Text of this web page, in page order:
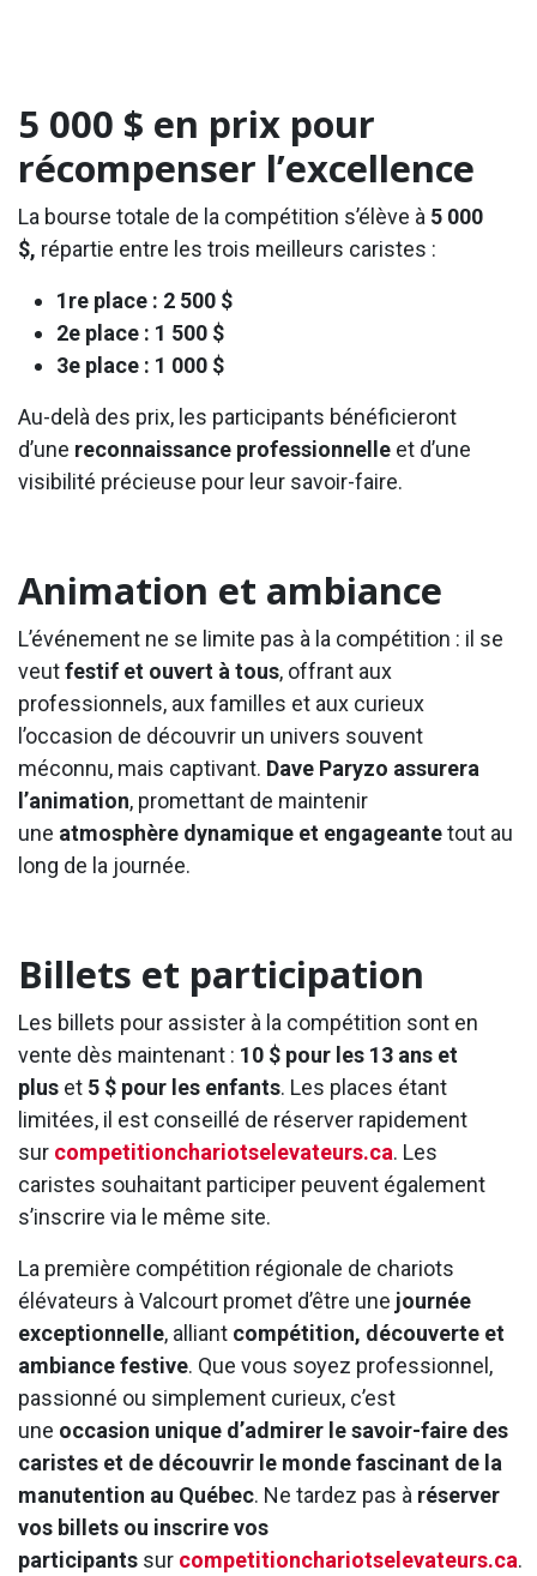
5 000 $ en prix pour
récompenser l’excellence
La bourse totale de la compétition s’élève à 5 000
$, répartie entre les trois meilleurs caristes :
1re place : 2 500 $
2e place : 1 500 $
3e place : 1 000 $
Au-delà des prix, les participants bénéficieront
d’une reconnaissance professionnelle et d’une
visibilité précieuse pour leur savoir-faire.
Animation et ambiance
L’événement ne se limite pas à la compétition : il se
veutfestif et ouvert à tous, offrant aux
professionnels, aux familles et aux curieux
l’occasion de découvrir un univers souvent
méconnu, mais captivant. Dave Paryzo assurera
l’animation, promettant de maintenir
une atmosphère dynamique et engageantetout au
long de la journée.
Billets et participation
Les billets pour assister à la compétition sont en
vente dès maintenant : 10 $ pour les 13 ans et
plus et 5 $ pour les enfants. Les places étant
limitées, il est conseillé de réserver rapidement
sur competitionchariotselevateurs.ca. Les
caristes souhaitant participer peuvent également
s’inscrire via le même site.
La première compétition régionale de chariots
élévateurs à Valcourt promet d’être une journée
exceptionnelle, alliant compétition, découverte et
ambiance festive. Que vous soyez professionnel,
passionné ou simplement curieux, c’est
une occasion unique d’admirer le savoir-faire des
caristes et de découvrir le monde fascinant de la
manutention au Québec. Ne tardez pas à réserver
vos billets ou inscrire vos
participants sur competitionchariotselevateurs.ca.